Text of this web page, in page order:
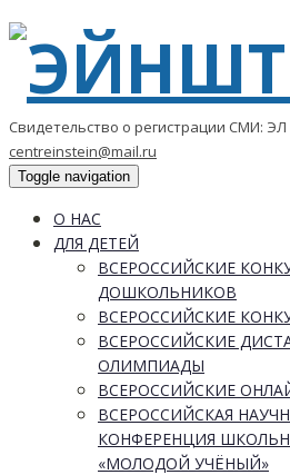
Свидетельство о регистрации СМИ:
centreinstein@mail.ru
Toggle navigation
О НАС
ДЛЯ ДЕТЕЙ
ВСЕРОССИЙСКИЕ
ДОШКОЛЬНИКОВ
ВСЕРОССИЙСКИЕ
ВСЕРОССИЙСКИЕ
ОЛИМПИАДЫ
ВСЕРОССИЙСКИЕ
ВСЕРОССИЙСКАЯ
КОНФЕРЕНЦИЯ
«МОЛОДОЙ УЧЁНЫЙ»